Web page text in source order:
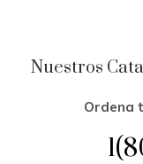
Nuestros
Ordena